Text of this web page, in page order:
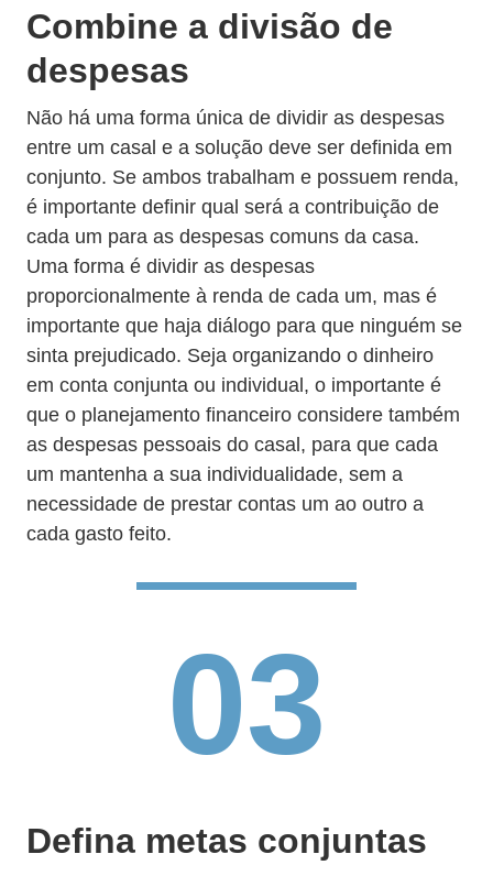
Combine a divisão de
despesas
Não há uma forma única de dividir as despesas
entre um casal e a solução deve ser definida em
conjunto. Se ambos trabalham e possuem renda,
é importante definir qual será a contribuição de
cada um para as despesas comuns da casa.
Uma forma é dividir as despesas
proporcionalmente à renda de cada um, mas é
importante que haja diálogo para que ninguém se
sinta prejudicado. Seja organizando o dinheiro
em conta conjunta ou individual, o importante é
que o planejamento financeiro considere também
as despesas pessoais do casal, para que cada
um mantenha a sua individualidade, sem a
necessidade de prestar contas um ao outro a
cada gasto feito.
03
Defina metas conjuntas